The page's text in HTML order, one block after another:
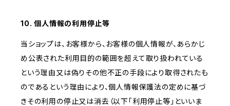
10. 個人情報の利用停止等
当ショップは、お客様から、お客様の個人情報が、あらかじ
め公表された利用目的の範囲を超えて取り扱われている
という理由又は偽りその他不正の手段により取得されたも
のであるという理由により、個人情報保護法の定めに基づ
きその利用の停止又は消去（以下「利用停止等」といいま